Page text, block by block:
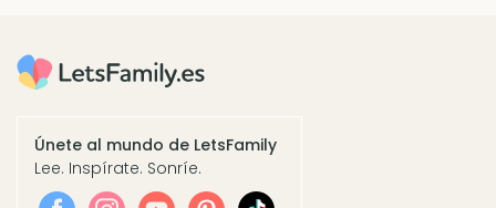
Únete al mundo de LetsFamily
Lee. Inspírate. Sonríe.